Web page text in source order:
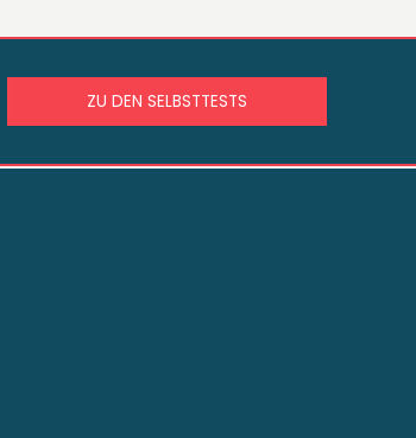
ZU DEN SELBSTTESTS